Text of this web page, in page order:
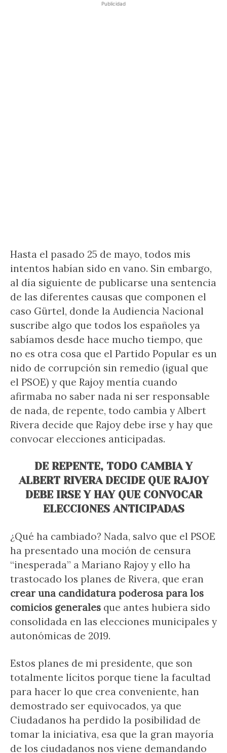
Publicidad
Hasta el pasado 25 de mayo, todos mis
intentos habían sido en vano. Sin embargo,
al día siguiente de publicarse una sentencia
de las diferentes causas que componen el
caso Gürtel, donde la Audiencia Nacional
suscribe algo que todos los españoles ya
sabíamos desde hace mucho tiempo, que
no es otra cosa que el Partido Popular es un
nido de corrupción sin remedio (igual que
el PSOE) y que Rajoy mentía cuando
afirmaba no saber nada ni ser responsable
de nada, de repente, todo cambia y Albert
Rivera decide que Rajoy debe irse y hay que
convocar elecciones anticipadas.
DE REPENTE, TODO CAMBIA Y
ALBERT RIVERA DECIDE QUE RAJOY
DEBE IRSE Y HAY QUE CONVOCAR
ELECCIONES ANTICIPADAS
¿Qué ha cambiado? Nada, salvo que el PSOE
ha presentado una moción de censura
“inesperada” a Mariano Rajoy y ello ha
trastocado los planes de Rivera, que eran
crear una candidatura poderosa para los
comicios generales que antes hubiera sido
consolidada en las elecciones municipales y
autonómicas de 2019.
Estos planes de mi presidente, que son
totalmente lícitos porque tiene la facultad
para hacer lo que crea conveniente, han
demostrado ser equivocados, ya que
Ciudadanos ha perdido la posibilidad de
tomar la iniciativa, esa que la gran mayoría
de los ciudadanos nos viene demandando